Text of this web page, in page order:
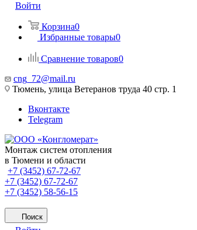
Войти
Корзина0
Избранные товары0
Сравнение товаров0
cng_72@mail.ru
Тюмень, улица Ветеранов труда 40 стр. 1
Вконтакте
Telegram
Монтаж систем отопления
в Тюмени и области
+7 (3452) 67-72-67
+7 (3452) 67-72-67
+7 (3452) 58-56-15
Поиск